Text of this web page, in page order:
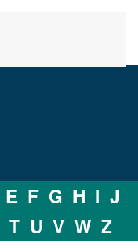
E F G H I J
T U V W Z